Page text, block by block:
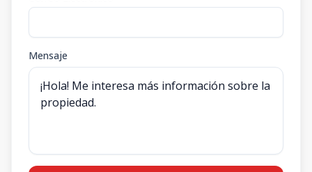
Mensaje